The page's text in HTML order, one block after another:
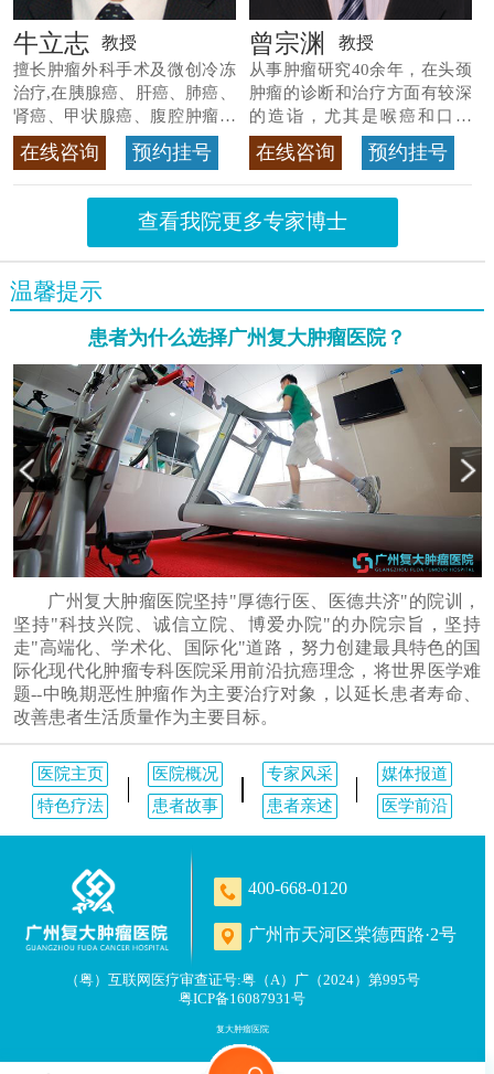
牛立志 教授
擅长肿瘤外科手术及微创冷冻
治疗,在胰腺癌、肝癌、肺癌、
肾癌、甲状腺癌、腹腔肿瘤等
>>查看专家详情
在线咨询 预约挂号
曾宗渊 教授
从事肿瘤研究40余年，在头颈
肿瘤的诊断和治疗方面有较深
的造诣，尤其是喉癌和口腔
癌，迄今仍是广东喉癌单病种
首席专家>>查看专家详情
在线咨询 预约挂号
查看我院更多专家博士
温馨提示
患者为什么选择广州复大肿瘤医院？
广州复大肿瘤医院坚持"厚德行医、医德共济"的院训，
坚持"科技兴院、诚信立院、博爱办院"的办院宗旨，坚持
走"高端化、学术化、国际化"道路，努力创建最具特色的国
际化现代化肿瘤专科医院采用前沿抗癌理念，将世界医学难
题--中晚期恶性肿瘤作为主要治疗对象，以延长患者寿命、
改善患者生活质量作为主要目标。
医院主页 医院概况 专家风采
媒体报道
特色疗法
患者故事 患者亲述 医学前沿
400-668-0120
广州市天河区棠德西路·2号
（粤）互联网医疗审查证号:粤（A）广（2024）第995号
粤ICP备16087931号
复大肿瘤医院